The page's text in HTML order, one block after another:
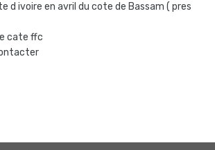
d ivoire en avril du cote de Bassam ( pres
cate ffc